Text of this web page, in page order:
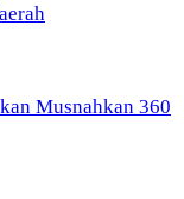
Musnahkan 360